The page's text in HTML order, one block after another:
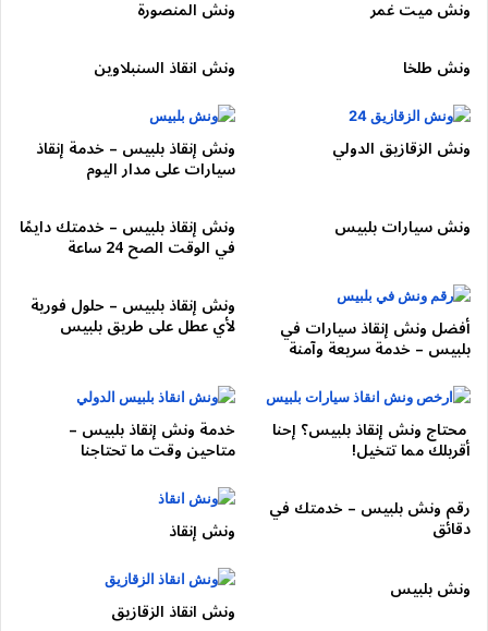
⇐⇒ التجمع)
النزلات:
نزلةالسلام
نزلة طريقالسويس
نزلة محور المشير
السمات:سرعات عالية وحوادث إطارات
الحل:تدخل سريع وتأمين مروري قبل التحميل.
🔹 القطاع الجنوبي الشرقي (التجمع ⇐⇒
القطامية ⇐⇒ المعادي)
النزلات:
نزلة القطامية
نزلة زهراء المعادي
ونش ميت غمر
ونش المنصورة
ونش طلخا
ونش انقاذ السنبلاوين
ونش الزقازيق الدولي ونش إنقاذ بلبيس – خدمة إنقاذ
سيارات على مدار اليوم
ونش سيارات بلبيس
ونش إنقاذ بلبيس – خدمتك دايمًا
في الوقت الصح 24 ساعة
أفضل ونش إنقاذ سيارات في
بلبيس – خدمة سريعة وآمنة
ونش إنقاذ بلبيس – حلول فورية
لأي عطل على طريق بلبيس
محتاج ونش إنقاذ بلبيس؟ إحنا
أقربلك مما تتخيل!
خدمة ونش إنقاذ بلبيس –
متاحين وقت ما تحتاجنا
رقم ونش بلبيس – خدمتك في
دقائق
ونش إنقاذ
ونش بلبيس
ونش انقاذ الزقازيق